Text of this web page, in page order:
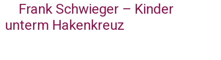
Frank Schwieger – Kinder
unterm Hakenkreuz